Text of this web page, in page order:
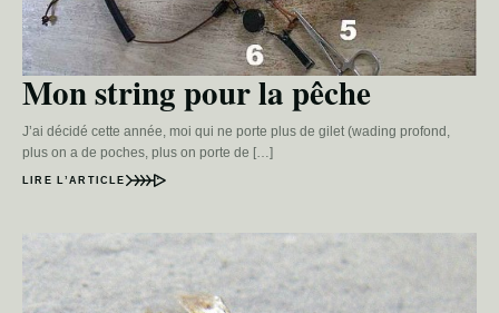
Mon string pour la pêche
J’ai décidé cette année, moi qui ne porte plus de gilet (wading profond,
plus on a de poches, plus on porte de […]
LIRE L’ARTICLE